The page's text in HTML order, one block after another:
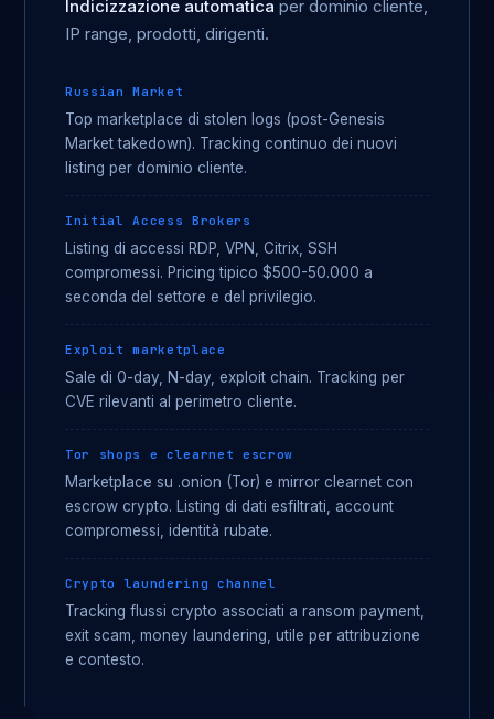
Indicizzazione automatica per dominio cliente,
IP range, prodotti, dirigenti.
Russian Market
Top marketplace di stolen logs (post-Genesis
Market takedown). Tracking continuo dei nuovi
listing per dominio cliente.
Initial Access Brokers
Listing di accessi RDP, VPN, Citrix, SSH
compromessi. Pricing tipico $500-50.000 a
seconda del settore e del privilegio.
Exploit marketplace
Sale di 0-day, N-day, exploit chain. Tracking per
CVE rilevanti al perimetro cliente.
Tor shops e clearnet escrow
Marketplace su .onion (Tor) e mirror clearnet con
escrow crypto. Listing di dati esfiltrati, account
compromessi, identità rubate.
Crypto laundering channel
Tracking flussi crypto associati a ransom payment,
exit scam, money laundering, utile per attribuzione
e contesto.